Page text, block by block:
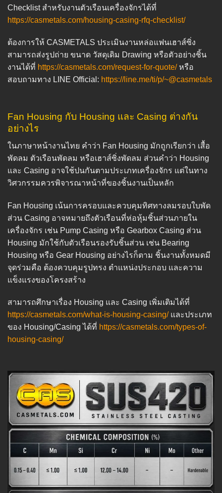
Checklist สำหรับงานตัวเรือนเครื่องจักรได้ที่
https://casmetals.com/housing-casing-rfq-checklist/
ต้องการให้ CASMETALS ประเมินงานหล่อแฟนเฮาส์ซิ่ง
สามารถส่งรูปถ่าย ขนาด วัสดุเดิม Drawing หรือตัวอย่างชิ้น
งานได้ที่ https://casmetals.com/request-for-quote/หรือ
สอบถามทาง LINE Official: https://line.me/ti/p/~@casmetals
Fan Housing กับ Housing และ Casing ต่างกัน
อย่างไร
ในภาษาหน้างานไทย คำว่า Fan Housing มักถูกเรียกว่า เสื้อ
พัดลม ตัวเรือนพัดลม หรือเฮาส์ซิ่งพัดลม ส่วนคำว่า Housing
และ Casing อาจใช้ปนกันตามประเภทเครื่องจักร แต่ในทาง
วิศวกรรมควรพิจารณาหน้าที่ของชิ้นงานเป็นหลัก
Fan Housing เน้นการครอบและควบคุมทิศทางลมรอบใบพัด
ส่วน Casing อาจหมายถึงตัวเรือนที่ห่อหุ้มชิ้นส่วนภายใน
เครื่องจักร เช่น Pump Casing หรือ Gearbox Casing ส่วน
Housing มักใช้กับตัวเรือนรองรับชิ้นส่วน เช่น Bearing
Housing หรือ Gear Housing อย่างไรก็ตาม ชิ้นงานทั้งหมดมี
จุดร่วมคือ ต้องควบคุมรูปทรง ตำแหน่งประกอบ และความ
แข็งแรงของโครงสร้าง
สามารถศึกษาเรื่อง Housing และ Casing เพิ่มเติมได้ที่
https://casmetals.com/what-is-housing-casing/และประเภท
ของ Housing/Casing ได้ที่ https://casmetals.com/types-of-
housing-casing/